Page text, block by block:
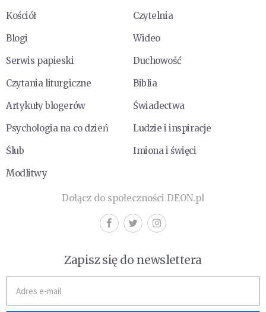
Kościół
Czytelnia
Blogi
Wideo
Serwis papieski
Duchowość
Czytania liturgiczne
Biblia
Artykuły blogerów
Świadectwa
Psychologia na co dzień
Ludzie i inspiracje
Ślub
Imiona i święci
Modlitwy
Dołącz do społeczności DEON.pl
Zapisz się do newslettera